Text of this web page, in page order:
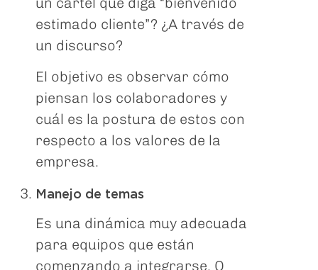
estimado cliente”? ¿A través de
un discurso?
El objetivo es observar cómo
piensan los colaboradores y
cuál es la postura de estos con
respecto a los valores de la
empresa.
Manejo de temas
Es una dinámica muy adecuada
para equipos que están
comenzando a integrarse. O